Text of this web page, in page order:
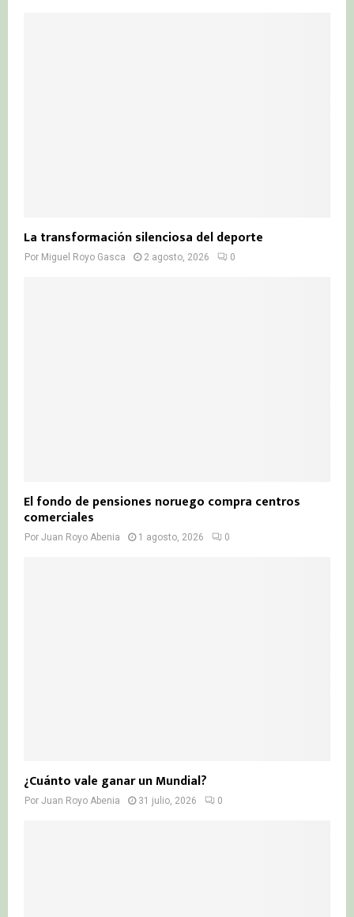
La transformación silenciosa del deporte
Por Miguel Royo Gasca 2 agosto, 2026 0
El fondo de pensiones noruego compra centros
comerciales
Por Juan Royo Abenia 1 agosto, 2026 0
¿Cuánto vale ganar un Mundial?
Por Juan Royo Abenia 31 julio, 2026 0